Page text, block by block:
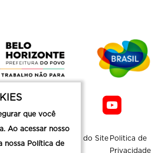
Mapa do Site Politica de
Privacidade
que você
Ao acessar nosso
nossa Política de